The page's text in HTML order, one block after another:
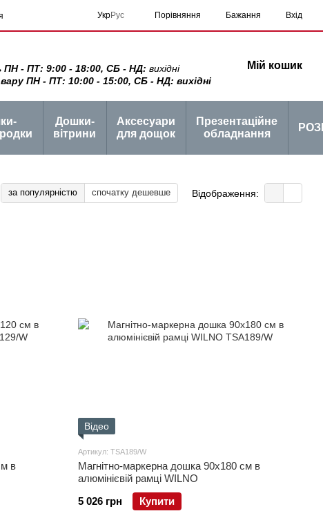
УкрРус Порівняння Бажання Вхід
ПН - ПТ: 9:00 - 18:00, СБ - НД: вихідні
ПН - ПТ: 10:00 - 15:00, СБ - НД: вихідні
Мій кошик
Дошки-
вітрини
Аксесуари
для дощок
Презентаційне
обладнання
за популярністю спочатку дешевше Відображення:
в
Відео
Артикул: TSA189/W
Магнітно-маркерна дошка 90x180 см в
алюмінієвій рамці WILNO
5 026 грн
Купити